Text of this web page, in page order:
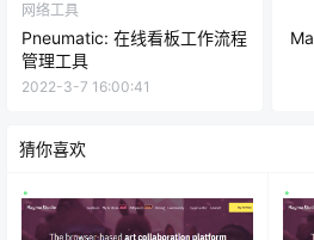
网络工具
Pneumatic: 在线看板工作流程
管理工具
2022-3-7 16:00:41
猜你喜欢